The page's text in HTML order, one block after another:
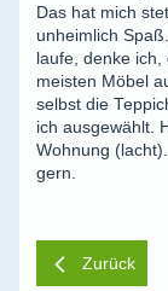
Das hat mich
unheimlich
laufe, denke
meisten Möbel
selbst die
ich ausgewählt.
Wohnung
gern.
Zurück